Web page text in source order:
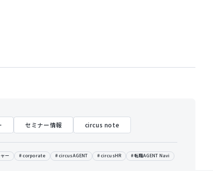
セミナー情報 circus note
ー corporate circusAGENT circusHR
転職AGENT Navi